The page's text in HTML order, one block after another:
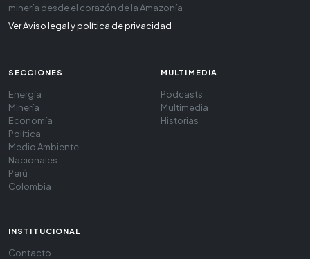
minería desde el corazón de la Amazonía
Ver Aviso legal y política de privacidad
SECCIONES
Energía
Minería
Economía
Política
Medio Ambiente
Nacionales
Perú
Colombia
MULTIMEDIA
Podcasts
Multimedia
Historias
INSTITUCIONAL
Contacto